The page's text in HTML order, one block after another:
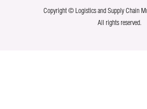
Copyright © Logistics and Supply Chain
All rights reserved.